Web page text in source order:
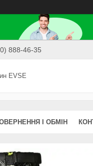
888-46-35
EVSE
І ОБМІН